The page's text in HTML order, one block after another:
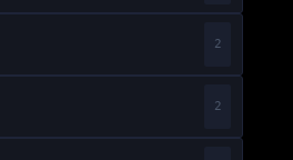
2
2